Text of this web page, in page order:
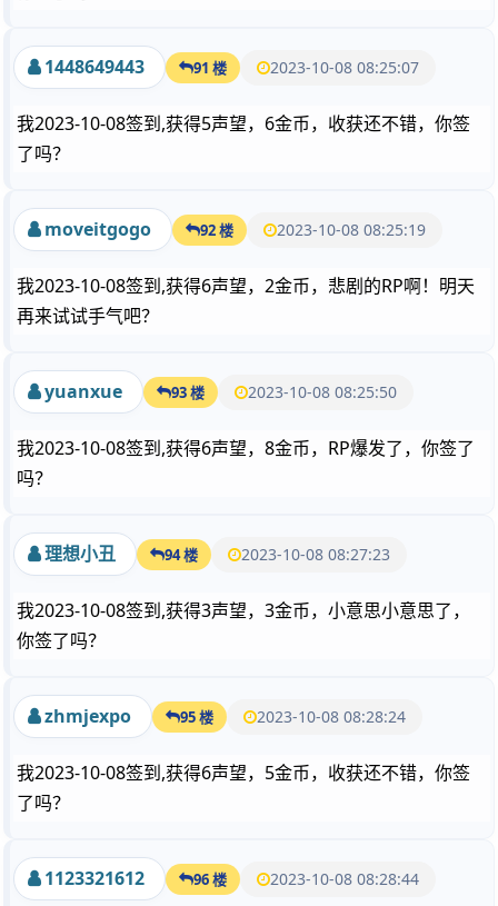
1448649443 91 楼 2023-10-08 08:25:07
我2023-10-08签到,获得5声望，6金币，收获还不错，你签
了吗？
moveitgogo 92 楼 2023-10-08 08:25:19
我2023-10-08签到,获得6声望，2金币，悲剧的RP啊！明天
再来试试手气吧？
yuanxue 93 楼 2023-10-08 08:25:50
我2023-10-08签到,获得6声望，8金币，RP爆发了，你签了
吗？
理想小丑 94 楼 2023-10-08 08:27:23
我2023-10-08签到,获得3声望，3金币，小意思小意思了，
你签了吗？
zhmjexpo 95 楼 2023-10-08 08:28:24
我2023-10-08签到,获得6声望，5金币，收获还不错，你签
了吗？
1123321612 96 楼 2023-10-08 08:28:44